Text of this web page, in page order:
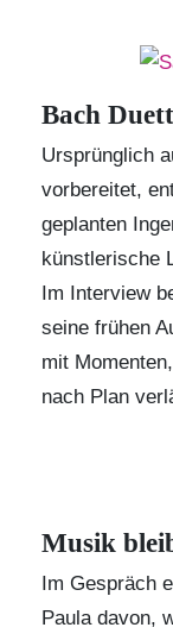
Bach
Ursprünglich
vorbereitet,
geplanten
künstlerische
Im Interview
seine frühen
mit
nach Plan
Musik
Im Gespräch
Paula davon,